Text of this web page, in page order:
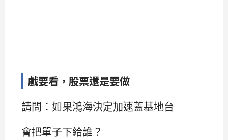
戲要看，股票還是要做
請問：如果鴻海決定加速蓋基地台
會把單子下給誰？